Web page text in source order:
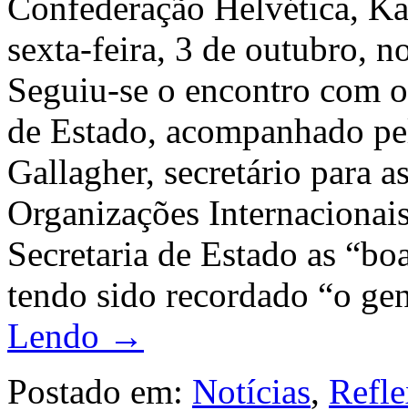
sexta-feira, 3 de outubro,
Seguiu-se o encontro com
de Estado, acompanhado
Gallagher, secretário para
Organizações
Secretaria de Estado as
tendo sido recordado “o
Lendo →
Postado em: Notícias,